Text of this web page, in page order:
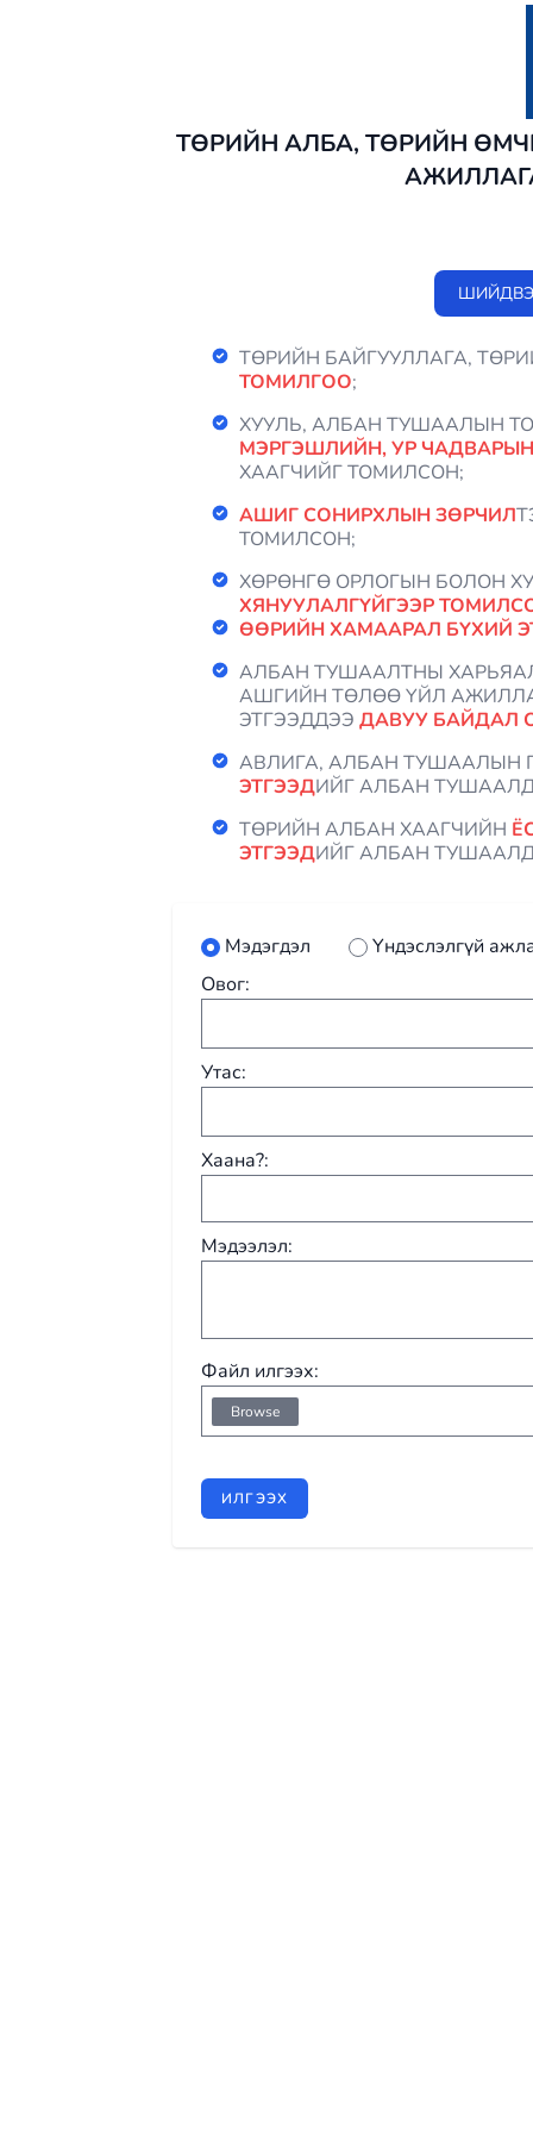
ТӨРИЙН АЛБА, ТӨРИЙН
ТӨРИЙН БАЙГУУЛЛАГА,
ТОМИЛГОО;
ХУУЛЬ, АЛБАН ТУШААЛЫН
МЭРГЭШЛИЙН, УР ЧАДВАРЫН
ХААГЧИЙГ ТОМИЛСОН;
АШИГ СОНИРХЛЫН ЗӨРЧИЛ
ТОМИЛСОН;
ХӨРӨНГӨ ОРЛОГЫН БОЛОН
ХЯНУУЛАЛГҮЙГЭЭР
ӨӨРИЙН ХАМААРАЛ БҮХИЙ
АЛБАН ТУШААЛТНЫ
АШГИЙН ТӨЛӨӨ ҮЙЛ
ЭТГЭЭДДЭЭ ДАВУУ БАЙДАЛ
АВЛИГА, АЛБАН ТУШААЛЫН
ЭТГЭЭДИЙГ АЛБАН
ТӨРИЙН АЛБАН ХААГЧИЙН
ЭТГЭЭДИЙГ АЛБАН
Мэдэгдэл
Үндэслэлгүй
Овог:
Утас:
Хаана?:
Мэдээлэл:
Файл илгээх:
Browse
ИЛГЭЭХ